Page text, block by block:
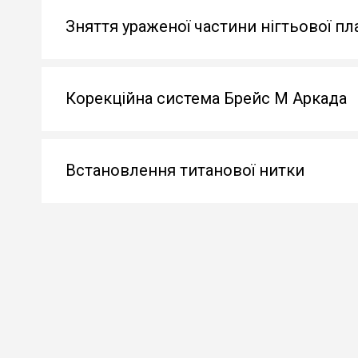
Зняття ураженої частини нігтьової
Корекційна система Брейс М Аркада
Встановлення титанової нитки